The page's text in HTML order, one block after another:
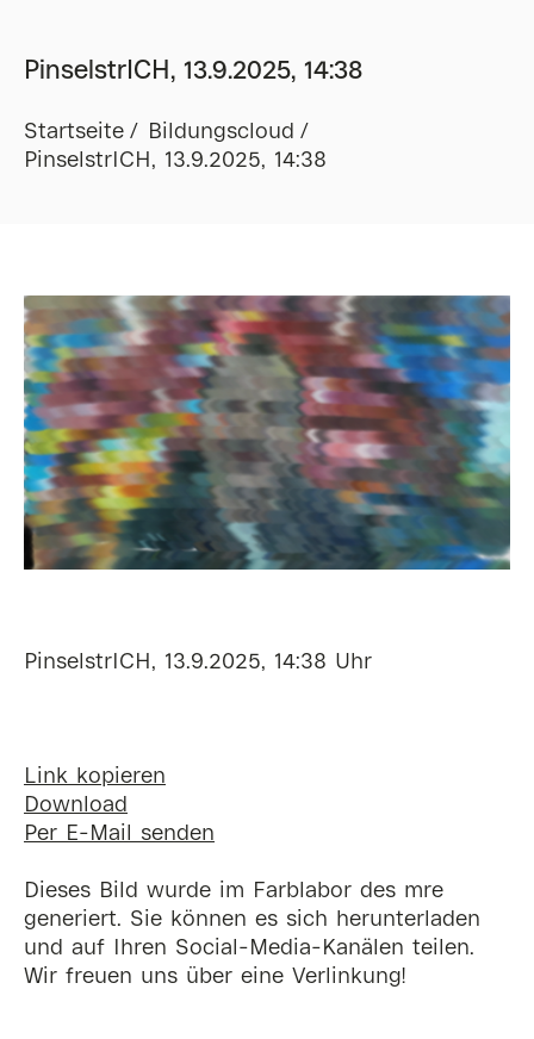
PinselstrICH, 13.9.2025, 14:38
Startseite
Bildungscloud
PinselstrICH, 13.9.2025, 14:38
PinselstrICH, 13.9.2025, 14:38 Uhr
Link kopieren
Download
Per E-Mail senden
Dieses Bild wurde im Farblabor des mre
generiert. Sie können es sich herunterladen
und auf Ihren Social-Media-Kanälen teilen.
Wir freuen uns über eine Verlinkung!